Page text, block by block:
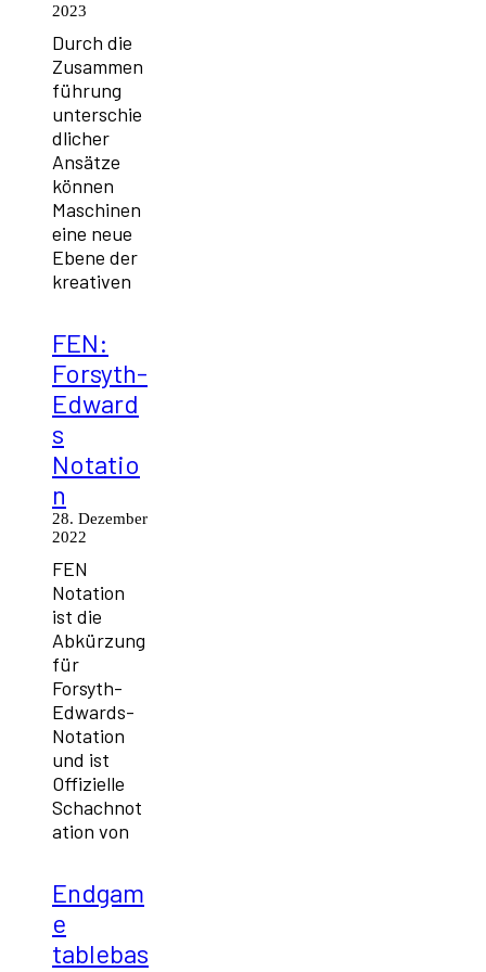
2023
Durch die
Zusammen
führung
unterschie
dlicher
Ansätze
können
Maschinen
eine neue
Ebene der
kreativen
FEN:
Forsyth-
Edward
s
Notatio
n
28. Dezember
2022
FEN
Notation
ist die
Abkürzung
für
Forsyth-
Edwards-
Notation
und ist
Offizielle
Schachnot
ation von
Endgam
e
tablebas